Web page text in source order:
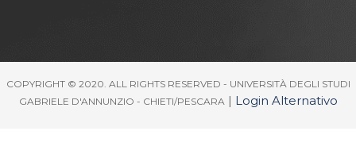
COPYRIGHT © 2020. ALL RIGHTS RESERVED - UNIVERSITÀ DEGLI STUDI
GABRIELE D'ANNUNZIO - CHIETI/PESCARA| Login Alternativo